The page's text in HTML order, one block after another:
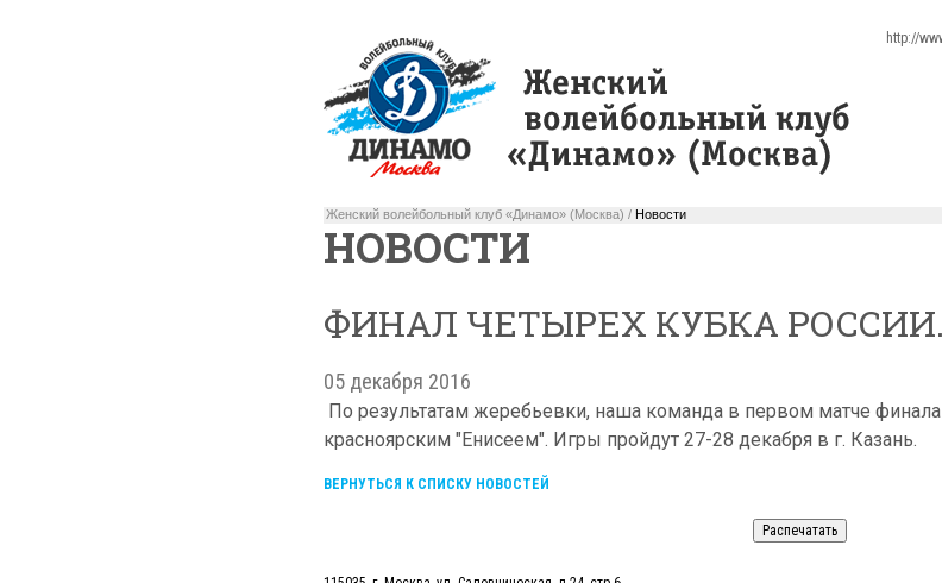
http://
Женский волейбольный клуб «Динамо» (Москва) / Новости
НОВОСТИ
ФИНАЛ ЧЕТЫРЕХ КУБКА РОССИИ.
05 декабря 2016
По результатам жеребьевки, наша команда в первом матче финала
красноярским "Енисеем". Игры пройдут 27-28 декабря в г. Казань.
ВЕРНУТЬСЯ К СПИСКУ НОВОСТЕЙ